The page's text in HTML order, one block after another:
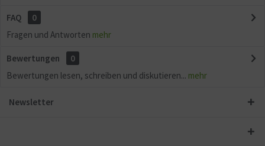
FAQ
0
Fragen und Antworten mehr
Bewertungen
0
Bewertungen lesen, schreiben und diskutieren... mehr
Newsletter